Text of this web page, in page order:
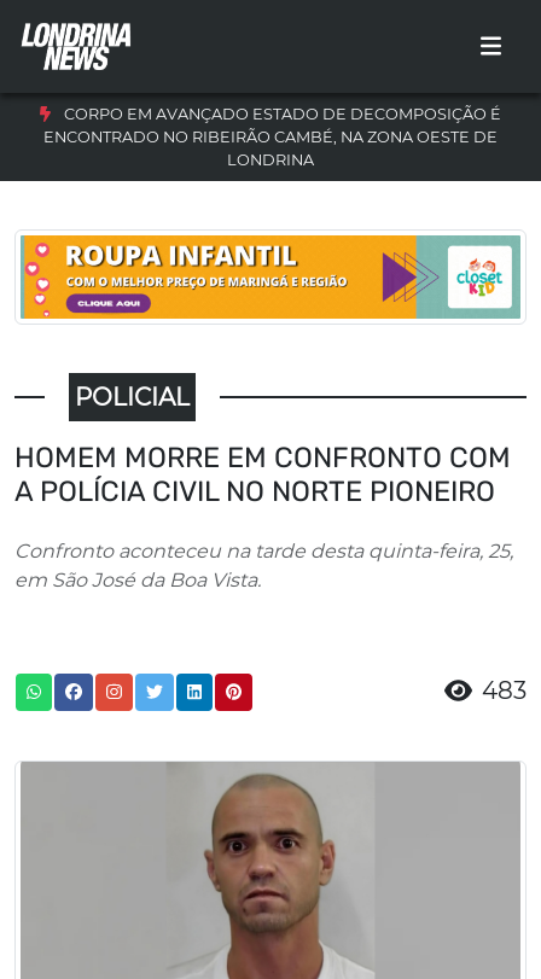
CORPO EM AVANÇADO ESTADO DE DECOMPOSIÇÃO É
ENCONTRADO NO RIBEIRÃO CAMBÉ, NA ZONA OESTE DE
LONDRINA
POLICIAL
HOMEM MORRE EM CONFRONTO COM
A POLÍCIA CIVIL NO NORTE PIONEIRO
Confronto aconteceu na tarde desta quinta-feira, 25,
em São José da Boa Vista.
483